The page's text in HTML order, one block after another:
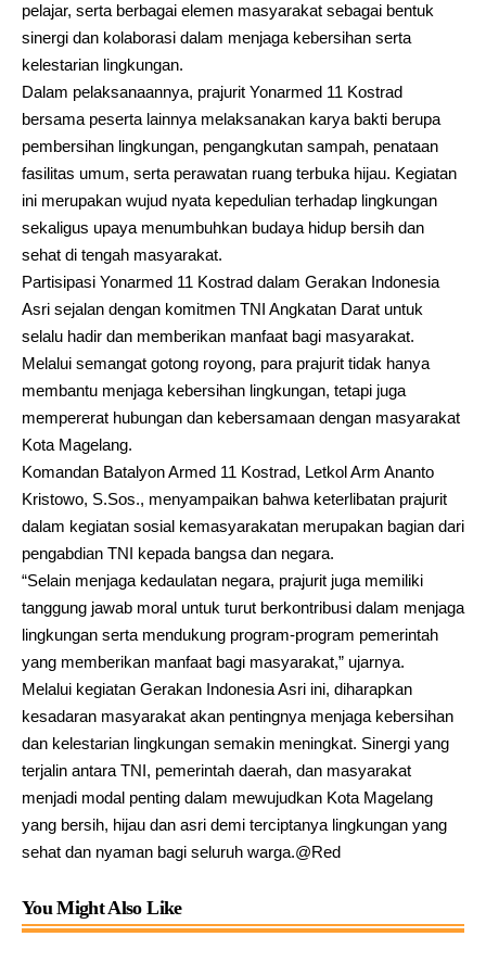
pelajar, serta berbagai elemen masyarakat sebagai bentuk
sinergi dan kolaborasi dalam menjaga kebersihan serta
kelestarian lingkungan.
Dalam pelaksanaannya, prajurit Yonarmed 11 Kostrad
bersama peserta lainnya melaksanakan karya bakti berupa
pembersihan lingkungan, pengangkutan sampah, penataan
fasilitas umum, serta perawatan ruang terbuka hijau. Kegiatan
ini merupakan wujud nyata kepedulian terhadap lingkungan
sekaligus upaya menumbuhkan budaya hidup bersih dan
sehat di tengah masyarakat.
Partisipasi Yonarmed 11 Kostrad dalam Gerakan Indonesia
Asri sejalan dengan komitmen TNI Angkatan Darat untuk
selalu hadir dan memberikan manfaat bagi masyarakat.
Melalui semangat gotong royong, para prajurit tidak hanya
membantu menjaga kebersihan lingkungan, tetapi juga
mempererat hubungan dan kebersamaan dengan masyarakat
Kota Magelang.
Komandan Batalyon Armed 11 Kostrad, Letkol Arm Ananto
Kristowo, S.Sos., menyampaikan bahwa keterlibatan prajurit
dalam kegiatan sosial kemasyarakatan merupakan bagian dari
pengabdian TNI kepada bangsa dan negara.
“Selain menjaga kedaulatan negara, prajurit juga memiliki
tanggung jawab moral untuk turut berkontribusi dalam menjaga
lingkungan serta mendukung program-program pemerintah
yang memberikan manfaat bagi masyarakat,” ujarnya.
Melalui kegiatan Gerakan Indonesia Asri ini, diharapkan
kesadaran masyarakat akan pentingnya menjaga kebersihan
dan kelestarian lingkungan semakin meningkat. Sinergi yang
terjalin antara TNI, pemerintah daerah, dan masyarakat
menjadi modal penting dalam mewujudkan Kota Magelang
yang bersih, hijau dan asri demi terciptanya lingkungan yang
sehat dan nyaman bagi seluruh warga.@Red
You Might Also Like